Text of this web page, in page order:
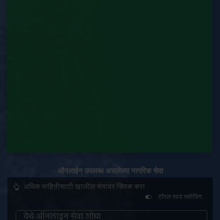
बाष्पके व मितोपायोजाकांची नोंदणी (Labour
Department)
बिडी आणि सिगार औद्योगिक वस्तुंची नोंदणी (Labour
Department)
ऑनलाईन उपलब्ध असलेल्या नागरिक सेवा
अधिक माहितीसाठी खालील सेवांवर क्लिक करा
टॉगल स्वयं स्क्रोलिंग